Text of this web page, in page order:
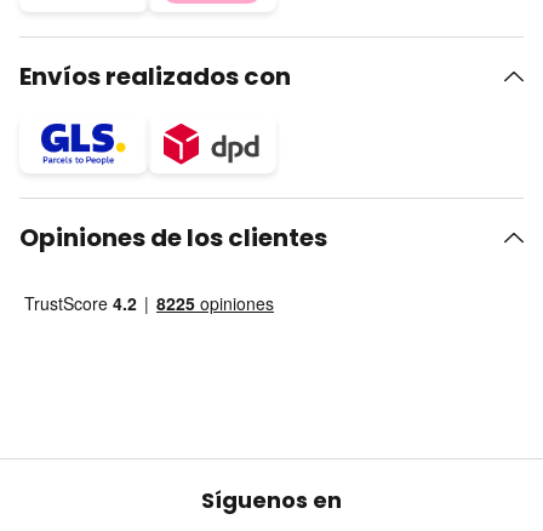
Envíos realizados con
Opiniones de los clientes
Síguenos en